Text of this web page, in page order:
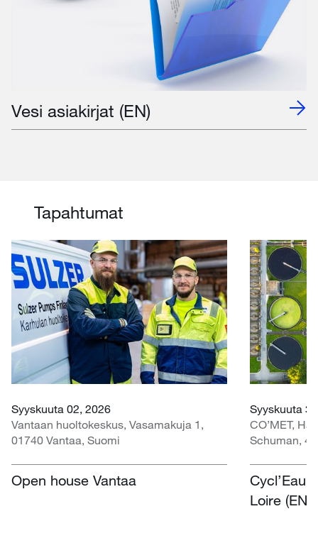
Vesi asiakirjat (EN)
Tapahtumat
Syyskuuta 02, 2026
Vantaan huoltokeskus, Vasamakuja 1,
01740 Vantaa, Suomi
Open house Vantaa
Syyskuuta
CO’MET,
Schuman,
Cycl’Eau
Loire (EN)